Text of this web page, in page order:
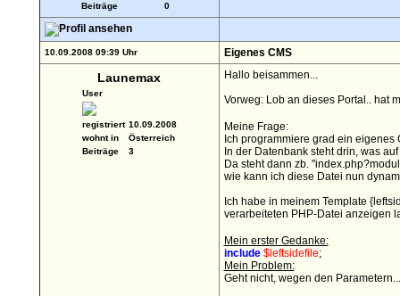
Beiträge
0
10.09.2008 09:39 Uhr Eigenes CMS
Launemax
User
registriert 10.09.2008
wohnt in
Österreich
Beiträge
3
Hallo beisammen...
Vorweg: Lob an dieses Portal.. hat
Meine Frage:
Ich programmiere grad ein
In der Datenbank steht drin, was
Da steht dann zb.
wie kann ich diese Datei nun
Ich habe in meinem Template
verarbeiteten PHP-Datei anzeigen
Mein erster Gedanke:
include $leftsidefile;
Mein Problem:
Geht nicht, wegen den Parametern...